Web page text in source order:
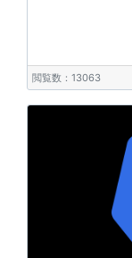
閲覧数：13063